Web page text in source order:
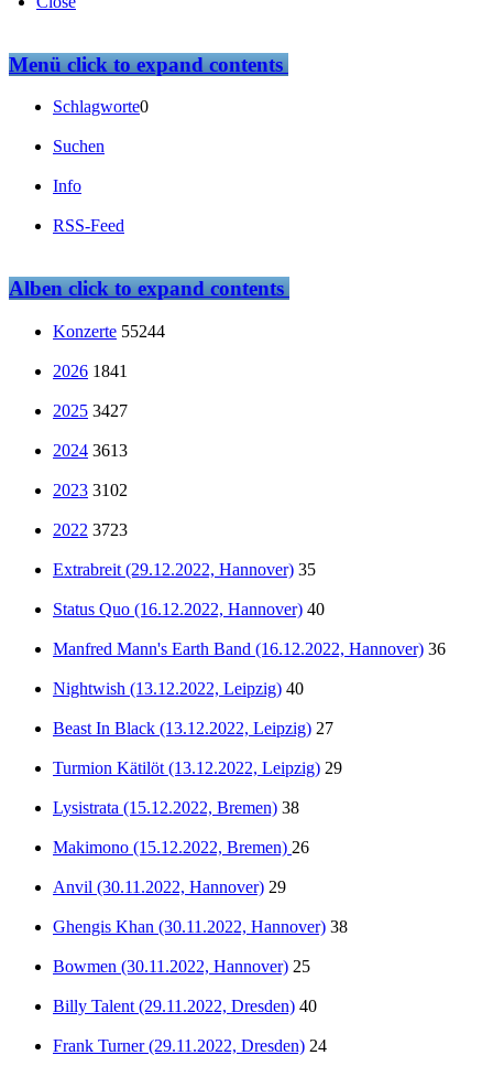
Menüclick to expand contents
Schlagworte0
Suchen
Info
RSS-Feed
Albenclick to expand contents
Konzerte 55244
2026 1841
2025 3427
2024 3613
2023 3102
2022 3723
Extrabreit (29.12.2022, Hannover) 35
Status Quo (16.12.2022, Hannover) 40
Manfred Mann's Earth Band (16.12.2022, Hannover) 36
Nightwish (13.12.2022, Leipzig) 40
Beast In Black (13.12.2022, Leipzig) 27
Turmion Kätilöt (13.12.2022, Leipzig) 29
Lysistrata (15.12.2022, Bremen) 38
Makimono (15.12.2022, Bremen) 26
Anvil (30.11.2022, Hannover) 29
Ghengis Khan (30.11.2022, Hannover) 38
Bowmen (30.11.2022, Hannover) 25
Billy Talent (29.11.2022, Dresden) 40
Frank Turner (29.11.2022, Dresden) 24